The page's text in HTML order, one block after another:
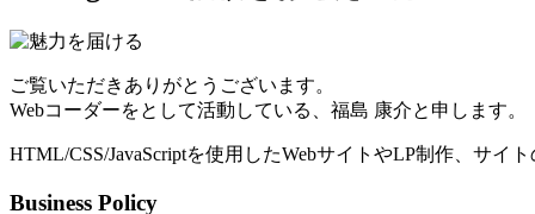
ご覧いただきありがとうございます。
Webコーダーをとして活動している、福島 康介と申します。
HTML/CSS/JavaScriptを使用したWebサイトやLP制作、サイ
Business Policy